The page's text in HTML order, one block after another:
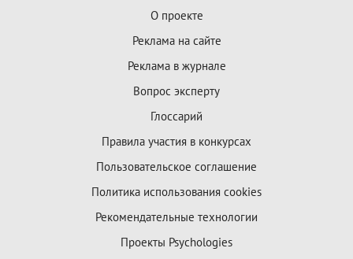
О проекте
Реклама на сайте
Реклама в журнале
Вопрос эксперту
Глоссарий
Правила участия в конкурсах
Пользовательское соглашение
Политика использования cookies
Рекомендательные технологии
Проекты Psychologies